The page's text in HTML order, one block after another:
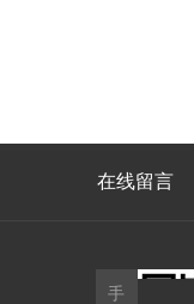
在线留言
手